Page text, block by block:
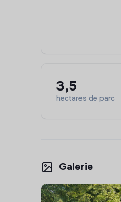
3,5
hectares de parc
Galerie